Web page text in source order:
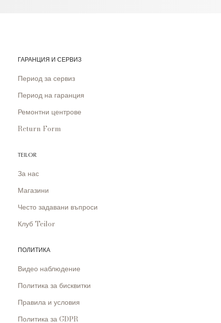
ГАРАНЦИЯ И СЕРВИЗ
Период за сервиз
Период на гаранция
Ремонтни центрове
Return Form
TEILOR
За нас
Магазини
Често задавани въпроси
Клуб Teilor
ПОЛИТИКА
Видео наблюдение
Политика за бисквитки
Правила и условия
Политика за GDPR